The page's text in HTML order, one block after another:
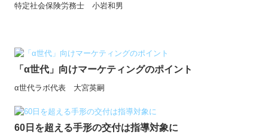
特定社会保険労務士 小岩和男
「α世代」向けマーケティングのポイント
α世代ラボ代表 大宮英嗣
60日を超える手形の交付は指導対象に